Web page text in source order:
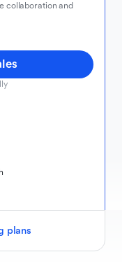
collaboration and
plans